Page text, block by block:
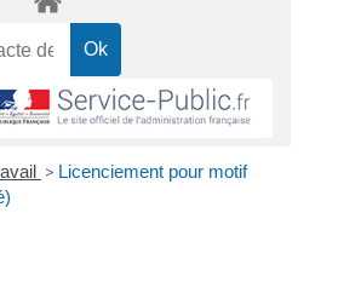
> Licenciement pour motif